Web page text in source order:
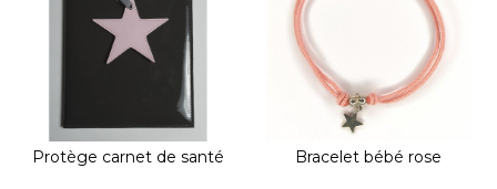
Protège carnet de santé Bracelet bébé rose